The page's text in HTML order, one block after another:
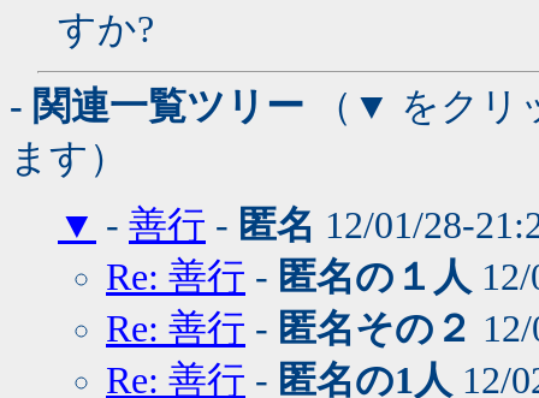
すか?
- 関連一覧ツリー （▼ をクリ
ます）
▼ - 善行 - 匿名 12/01/28-
Re: 善行 - 匿名の１人
Re: 善行 - 匿名その２
Re: 善行 - 匿名の1人 12/